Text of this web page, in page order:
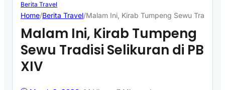
Berita Travel
Home/Berita Travel/Malam Ini, Kirab Tumpeng Sewu Tradisi
Malam Ini, Kirab Tumpeng
Sewu Tradisi Selikuran di PB
XIV